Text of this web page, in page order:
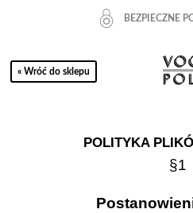
BEZPIECZNE
« Wróć do sklepu
POLITYKA
§1